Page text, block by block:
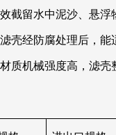
截留水中泥沙、悬
壳经防腐处理后，
质机械强度高，滤